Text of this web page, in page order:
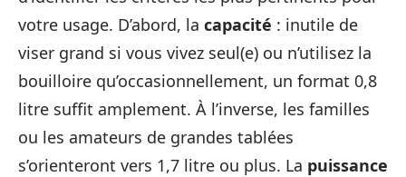
votre usage. D’abord, la capacité : inutile de
viser grand si vous vivez seul(e) ou n’utilisez la
bouilloire qu’occasionnellement, un format 0,8
litre suffit amplement. À l’inverse, les familles
ou les amateurs de grandes tablées
s’orienteront vers 1,7 litre ou plus. La puissance